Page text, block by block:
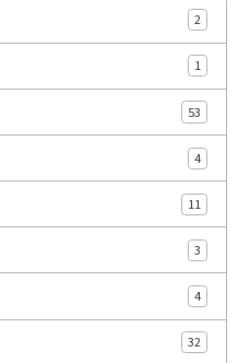
2
1
53
4
11
3
4
32